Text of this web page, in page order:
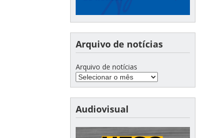
Arquivo de notícias
Arquivo de notícias
Audiovisual